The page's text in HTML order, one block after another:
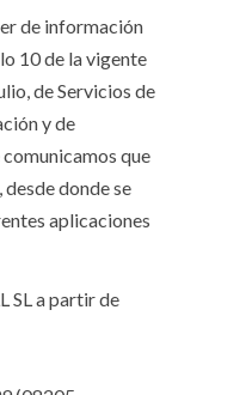
de información
10 de la vigente
de Servicios de
y de
que
donde se
aplicaciones
SL a partir de